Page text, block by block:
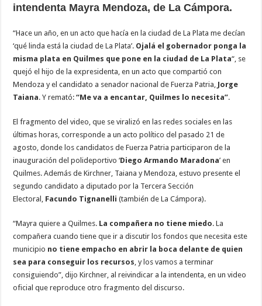
intendenta Mayra Mendoza, de La Cámpora.
“Hace un año, en un acto que hacía en la ciudad de La Plata me decían
‘qué linda está la ciudad de La Plata’. Ojalá el gobernador ponga la
misma plata en Quilmes que pone en la ciudad de La Plata“, se
quejó el hijo de la expresidenta, en un acto que compartió con
Mendoza y el candidato a senador nacional de Fuerza Patria, Jorge
Taiana. Y remató:“Me va a encantar, Quilmes lo necesita”.
El fragmento del video, que se viralizó en las redes sociales en las
últimas horas, corresponde a un acto político del pasado 21 de
agosto, donde los candidatos de Fuerza Patria participaron de la
inauguración del polideportivo ‘Diego Armando Maradona’ en
Quilmes. Además de Kirchner, Taiana y Mendoza, estuvo presente el
segundo candidato a diputado por la Tercera Sección
Electoral, Facundo Tignanelli(también de La Cámpora).
“Mayra quiere a Quilmes. La compañera no tiene miedo. La
compañera cuando tiene que ir a discutir los fondos que necesita este
municipio no tiene empacho en abrir la boca delante de quien
sea para conseguir los recursos, y los vamos a terminar
consiguiendo”, dijo Kirchner, al reivindicar a la intendenta, en un video
oficial que reproduce otro fragmento del discurso.